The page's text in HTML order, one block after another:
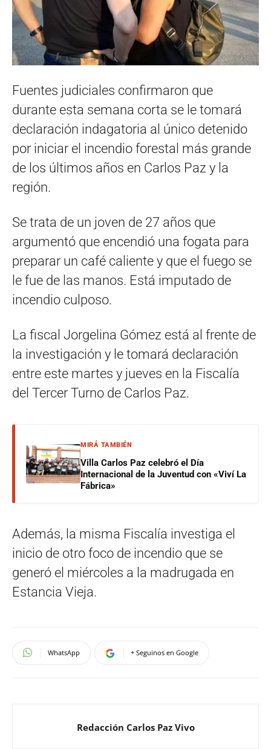
Fuentes judiciales confirmaron que
durante esta semana corta se le tomará
declaración indagatoria al único detenido
por iniciar el incendio forestal más grande
de los últimos años en Carlos Paz y la
región.
Se trata de un joven de 27 años que
argumentó que encendió una fogata para
preparar un café caliente y que el fuego se
le fue de las manos. Está imputado de
incendio culposo.
La fiscal Jorgelina Gómez está al frente de
la investigación y le tomará declaración
entre este martes y jueves en la Fiscalía
del Tercer Turno de Carlos Paz.
MIRÁ TAMBIÉN
Villa Carlos Paz celebró el Día
Internacional de la Juventud con «Viví La
Fábrica»
Además, la misma Fiscalía investiga el
inicio de otro foco de incendio que se
generó el miércoles a la madrugada en
Estancia Vieja.
WhatsApp + Seguinos en Google
Redacción Carlos Paz Vivo